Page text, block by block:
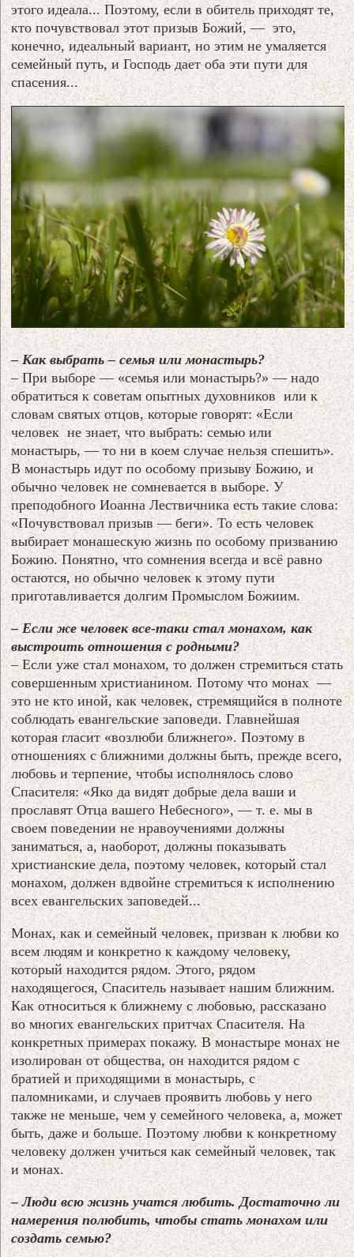
этого идеала... Поэтому, если в обитель приходят те,
кто почувствовал этот призыв Божий, — это,
конечно, идеальный вариант, но этим не умаляется
семейный путь, и Господь дает оба эти пути для
спасения...
– Как выбрать – семья или монастырь?
– При выборе — «семья или монастырь?» — надо
обратиться к советам опытных духовников или к
словам святых отцов, которые говорят: «Если
человек не знает, что выбрать: семью или
монастырь, — то ни в коем случае нельзя спешить».
В монастырь идут по особому призыву Божию, и
обычно человек не сомневается в выборе. У
преподобного Иоанна Лествичника есть такие слова:
«Почувствовал призыв — беги». То есть человек
выбирает монашескую жизнь по особому призванию
Божию. Понятно, что сомнения всегда и всё равно
остаются, но обычно человек к этому пути
приготавливается долгим Промыслом Божиим.
– Если же человек все-таки стал монахом, как
выстроить отношения с родными?
– Если уже стал монахом, то должен стремиться стать
совершенным христианином. Потому что монах —
это не кто иной, как человек, стремящийся в полноте
соблюдать евангельские заповеди. Главнейшая
которая гласит «возлюби ближнего». Поэтому в
отношениях с ближними должны быть, прежде всего,
любовь и терпение, чтобы исполнялось слово
Спасителя: «Яко да видят добрые дела ваши и
прославят Отца вашего Небесного», — т. е. мы в
своем поведении не нравоучениями должны
заниматься, а, наоборот, должны показывать
христианские дела, поэтому человек, который стал
монахом, должен вдвойне стремиться к исполнению
всех евангельских заповедей...
Монах, как и семейный человек, призван к любви ко
всем людям и конкретно к каждому человеку,
который находится рядом. Этого, рядом
находящегося, Спаситель называет нашим ближним.
Как относиться к ближнему с любовью, рассказано
во многих евангельских притчах Спасителя. На
конкретных примерах покажу. В монастыре монах не
изолирован от общества, он находится рядом с
братией и приходящими в монастырь, с
паломниками, и случаев проявить любовь у него
также не меньше, чем у семейного человека, а, может
быть, даже и больше. Поэтому любви к конкретному
человеку должен учиться как семейный человек, так
и монах.
– Люди всю жизнь учатся любить. Достаточно ли
намерения полюбить, чтобы стать монахом или
создать семью?